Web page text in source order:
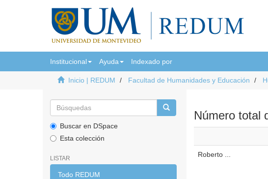
Institucional Ayuda Indexado por
Inicio | REDUM Facultad de Humanidades y Educación
Buscar en DSpace
Esta colección
LISTAR
Todo REDUM
Número total
Roberto ...